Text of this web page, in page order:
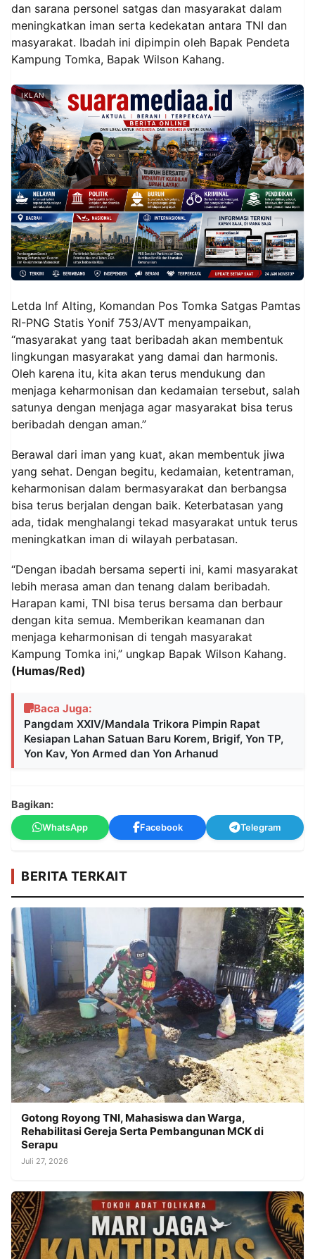
dan sarana personel satgas dan masyarakat dalam
meningkatkan iman serta kedekatan antara TNI dan
masyarakat. Ibadah ini dipimpin oleh Bapak Pendeta
Kampung Tomka, Bapak Wilson Kahang.
IKLAN
Letda Inf Alting, Komandan Pos Tomka Satgas Pamtas
RI-PNG Statis Yonif 753/AVT menyampaikan,
“masyarakat yang taat beribadah akan membentuk
lingkungan masyarakat yang damai dan harmonis.
Oleh karena itu, kita akan terus mendukung dan
menjaga keharmonisan dan kedamaian tersebut, salah
satunya dengan menjaga agar masyarakat bisa terus
beribadah dengan aman.”
Berawal dari iman yang kuat, akan membentuk jiwa
yang sehat. Dengan begitu, kedamaian, ketentraman,
keharmonisan dalam bermasyarakat dan berbangsa
bisa terus berjalan dengan baik. Keterbatasan yang
ada, tidak menghalangi tekad masyarakat untuk terus
meningkatkan iman di wilayah perbatasan.
“Dengan ibadah bersama seperti ini, kami masyarakat
lebih merasa aman dan tenang dalam beribadah.
Harapan kami, TNI bisa terus bersama dan berbaur
dengan kita semua. Memberikan keamanan dan
menjaga keharmonisan di tengah masyarakat
Kampung Tomka ini,” ungkap Bapak Wilson Kahang.
(Humas/Red)
Baca Juga:
Pangdam XXIV/Mandala Trikora Pimpin Rapat
Kesiapan Lahan Satuan Baru Korem, Brigif, Yon TP,
Yon Kav, Yon Armed dan Yon Arhanud
Bagikan:
WhatsApp Facebook Telegram
BERITA TERKAIT
Gotong Royong TNI, Mahasiswa dan Warga,
Rehabilitasi Gereja Serta Pembangunan MCK di
Serapu
Juli 27, 2026